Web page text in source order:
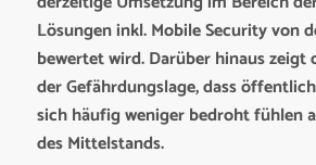
Lösungen inkl. Mobile Security von
bewertet wird. Darüber hinaus zeigt
der Gefährdungslage, dass
sich häufig weniger bedroht fühlen
des Mittelstands.